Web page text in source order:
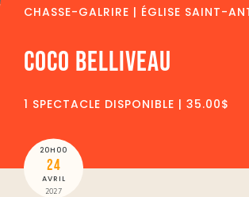
CHASSE-GALRIRE | ÉGLISE SAINT-
COCO BELLIVEAU
1 SPECTACLE DISPONIBLE | 35.00$
20H00
24
AVRIL
2027